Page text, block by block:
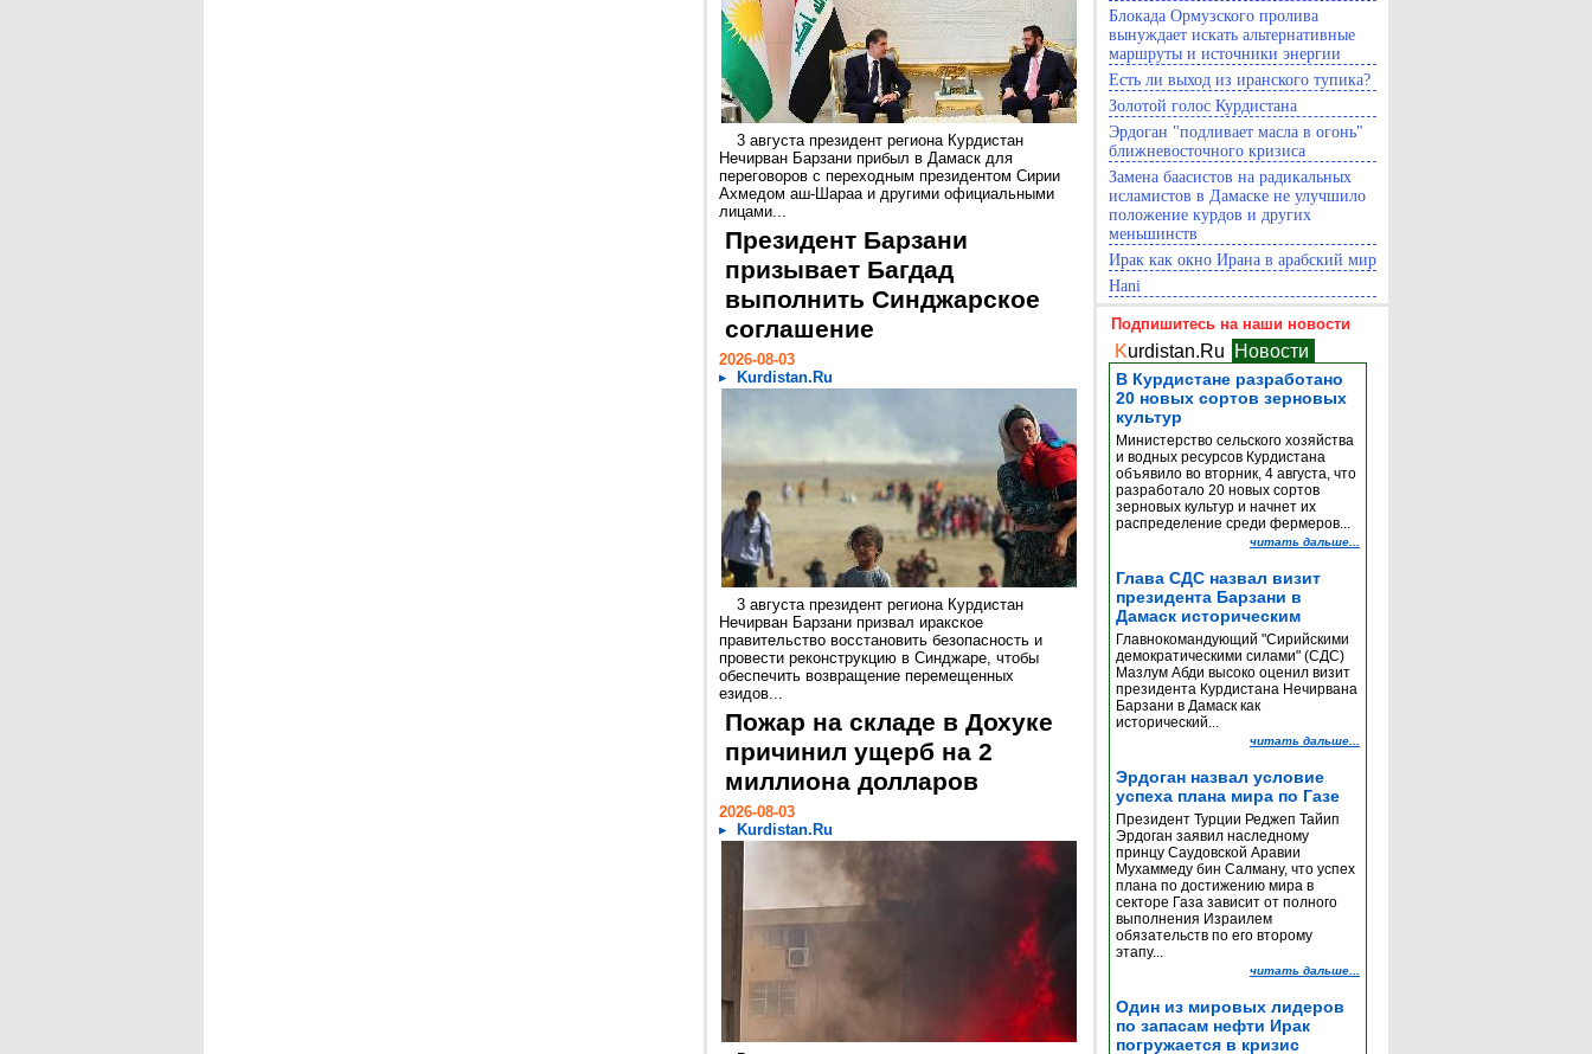
3 августа президент региона Курдистан
Нечирван Барзани прибыл в Дамаск для
переговоров с переходным президентом Сирии
Ахмедом аш-Шараа и другими официальными
лицами...
Президент Барзани
призывает Багдад
выполнить Синджарское
соглашение
2026-08-03
Kurdistan.Ru
3 августа президент региона Курдистан
Нечирван Барзани призвал иракское
правительство восстановить безопасность и
провести реконструкцию в Синджаре, чтобы
обеспечить возвращение перемещенных
езидов...
Пожар на складе в Дохуке
причинил ущерб на 2
миллиона долларов
2026-08-03
Kurdistan.Ru
Блокада Ормузского пролива
вынуждает искать альтернативные
маршруты и источники энергии
Есть ли выход из иранского тупика?
Золотой голос Курдистана
Эрдоган "подливает масла в огонь"
ближневосточного кризиса
Замена баасистов на радикальных
исламистов в Дамаске не улучшило
положение курдов и других
меньшинств
Ирак как окно Ирана в арабский мир
Hani
Подпишитесь на наши новости
Kurdistan.Ru Новости
В Курдистане разработано
20 новых сортов зерновых
культур
Министерство сельского хозяйства
и водных ресурсов Курдистана
объявило во вторник, 4 августа, что
разработало 20 новых сортов
зерновых культур и начнет их
распределение среди фермеров...
читать дальше...
Глава СДС назвал визит
президента Барзани в
Дамаск историческим
Главнокомандующий "Сирийскими
демократическими силами" (СДС)
Мазлум Абди высоко оценил визит
президента Курдистана Нечирвана
Барзани в Дамаск как
исторический...
читать дальше...
Эрдоган назвал условие
успеха плана мира по Газе
Президент Турции Реджеп Тайип
Эрдоган заявил наследному
принцу Саудовской Аравии
Мухаммеду бин Салману, что успех
плана по достижению мира в
секторе Газа зависит от полного
выполнения Израилем
обязательств по его второму
этапу...
читать дальше...
Один из мировых лидеров
по запасам нефти Ирак
погружается в кризис